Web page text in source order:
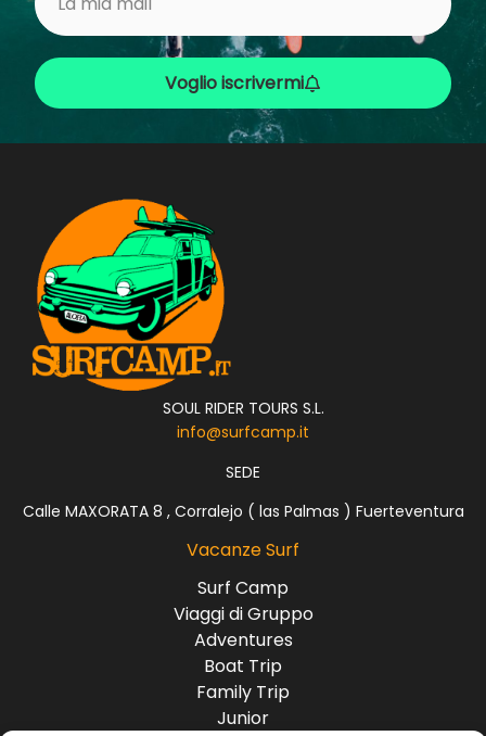
Voglio iscrivermi
SOUL RIDER TOURS S.L.
info@surfcamp.it
SEDE
Calle MAXORATA 8 , Corralejo ( las Palmas ) Fuerteventura
Vacanze Surf
Surf Camp
Viaggi di Gruppo
Adventures
Boat Trip
Family Trip
Junior